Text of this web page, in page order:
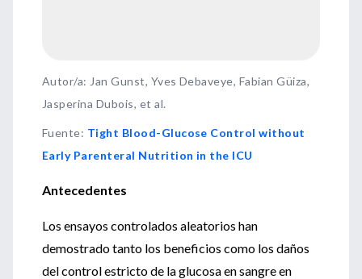
Autor/a: Jan Gunst, Yves Debaveye, Fabian Güiza,
Jasperina Dubois, et al.
Fuente: Tight Blood-Glucose Control without
Early Parenteral Nutrition in the ICU
Antecedentes
Los ensayos controlados aleatorios han
demostrado tanto los beneficios como los daños
del control estricto de la glucosa en sangre en